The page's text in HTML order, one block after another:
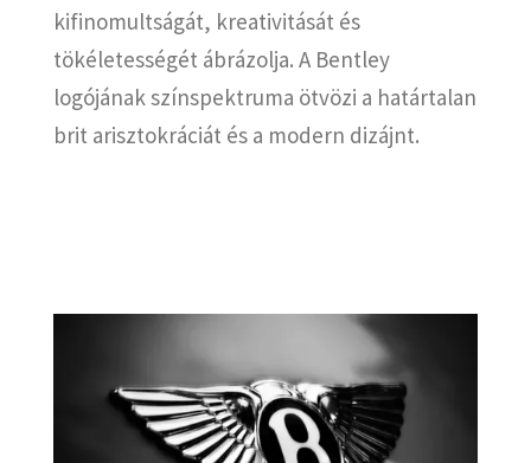
kifinomultságát, kreativitását és
tökéletességét ábrázolja. A Bentley
logójának színspektruma ötvözi a határtalan
brit arisztokráciát és a modern dizájnt.